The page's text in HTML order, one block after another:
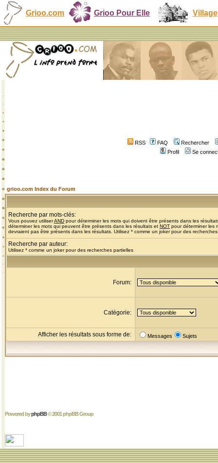
Grioo.com Grioo Pour Elle Village
RSS FAQ
Rechercher
Profil
Se
grioo.com Index du Forum
Recherche par mots-clés:
Vous pouvez utiliserAND pour déterminer les mots qui doivent être présents dans les
déterminer les mots qui peuvent être présents dans les résultats et NOT pour déterminer les
devraient pas être présents dans les résultats. Utilisez * comme un joker pour des
Recherche par auteur:
Utilisez * comme un joker pour des recherches partielles
Forum:
Catégorie:
Afficher les résultats sous forme de: Messages Sujets
Powered byphpBB© 2001 phpBB Group